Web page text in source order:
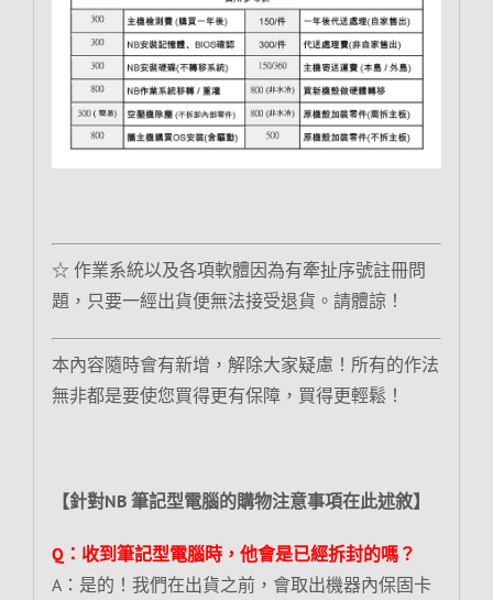
☆ 作業系統以及各項軟體因為有牽扯序號註冊問
題，只要一經出貨便無法接受退貨。請體諒！
本內容隨時會有新增，解除大家疑慮！所有的作法
無非都是要使您買得更有保障，買得更輕鬆！
【針對NB 筆記型電腦的購物注意事項在此述敘】
Q：收到筆記型電腦時，他會是已經拆封的嗎？
A：是的！我們在出貨之前，會取出機器內保固卡